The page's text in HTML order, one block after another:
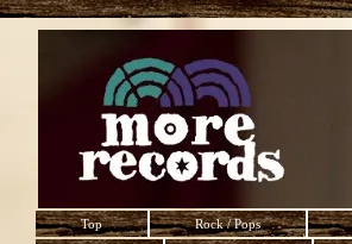
Top Rock / Pops